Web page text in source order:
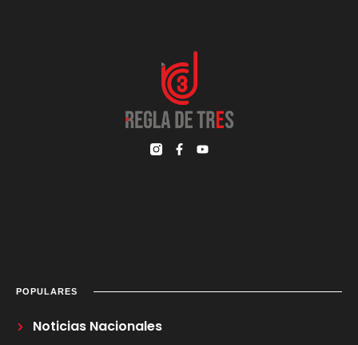
POPULARES
Noticias Nacionales